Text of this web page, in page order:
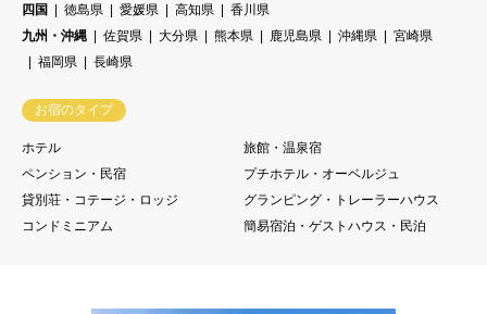
四国
徳島県 愛媛県 高知県
香川県
九州・沖縄
佐賀県 大分県 熊本県 鹿児島県 沖縄県
宮崎県
福岡県
長崎県
お宿のタイプ
ホテル
旅館・温泉宿
ペンション・民宿
プチホテル・オーベルジュ
貸別荘・コテージ・ロッジ
グランピング・トレーラーハウス
コンドミニアム
簡易宿泊・ゲストハウス・民泊